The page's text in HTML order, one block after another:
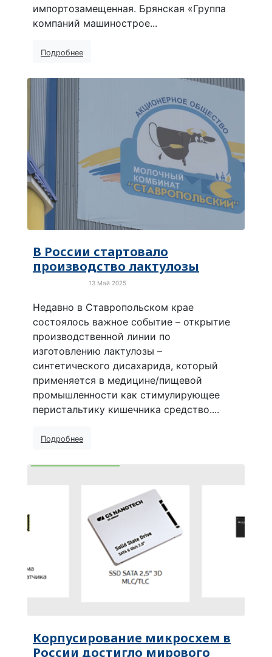
импортозамещенная. Брянская «Группа
компаний машинострое...
Подробнее
В России стартовало
производство лактулозы
13 Май 2025
Недавно в Ставропольском крае
состоялось важное событие – открытие
производственной линии по
изготовлению лактулозы –
синтетического дисахарида, который
применяется в медицине/пищевой
промышленности как стимулирующее
перистальтику кишечника средство....
Подробнее
Корпусирование микросхем в
России достигло мирового